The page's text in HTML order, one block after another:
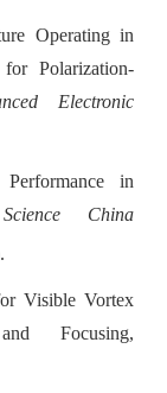
Operating in
Polarization-
Electronic
in
Science China
Visible Vortex
Focusing,